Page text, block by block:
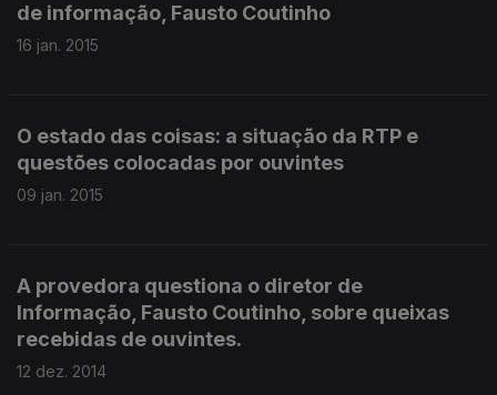
de informação, Fausto Coutinho
16 jan. 2015
O estado das coisas: a situação da RTP e
questões colocadas por ouvintes
09 jan. 2015
A provedora questiona o diretor de
Informação, Fausto Coutinho, sobre queixas
recebidas de ouvintes.
12 dez. 2014